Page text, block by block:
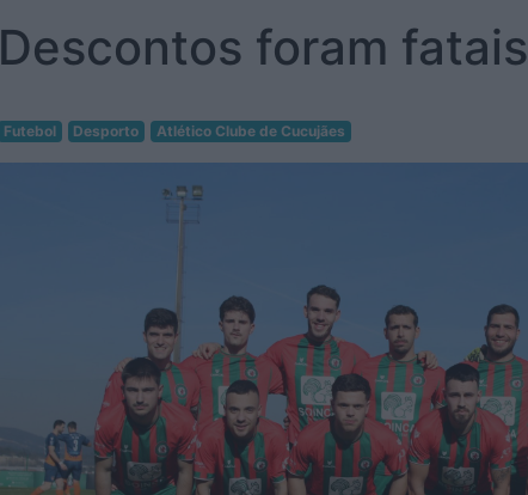
Descontos foram fatais
Futebol Desporto Atlético Clube de Cucujães